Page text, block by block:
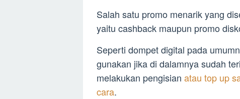
Salah satu promo menarik yang
yaitu cashback maupun promo
Seperti dompet digital pada
gunakan jika di dalamnya sudah
melakukan pengisian atau top up
cara.